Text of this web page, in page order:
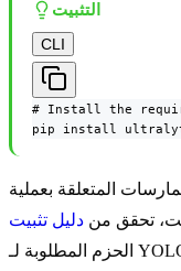
التثبيت
CLI
# Install the
pip install
المتعلقة بعملية
تحقق من